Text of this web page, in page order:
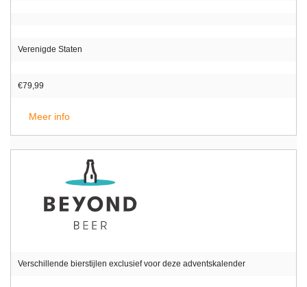
Verenigde Staten
€79,99
Meer info
Verschillende bierstijlen exclusief voor deze adventskalender